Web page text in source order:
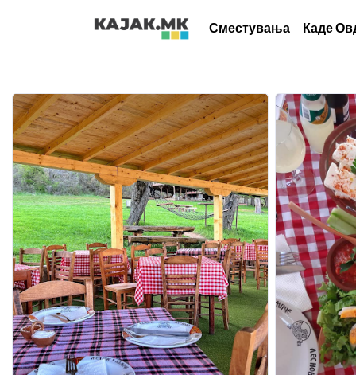
Сместувања Каде